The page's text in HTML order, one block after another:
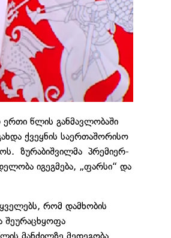
წლის განმავლობაში
ქვეყნის საერთაშორისო
ზურაბიშვილმა პრემიერ-
იგეგმება, „ფარსი“ და
რომ დამხობის
შეურაცხყოფა